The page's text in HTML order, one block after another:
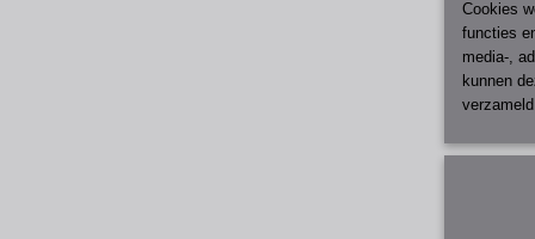
Cookies
functies
media-,
kunnen